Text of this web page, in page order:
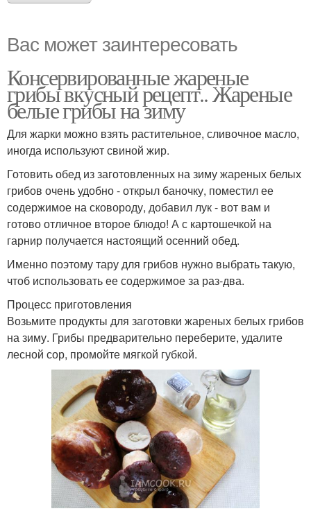
Вас может заинтересовать
Консервированные жареные
грибы вкусный рецепт.. Жареные
белые грибы на зиму
Для жарки можно взять растительное, сливочное масло,
иногда используют свиной жир.
Готовить обед из заготовленных на зиму жареных белых
грибов очень удобно - открыл баночку, поместил ее
содержимое на сковороду, добавил лук - вот вам и
готово отличное второе блюдо! А с картошечкой на
гарнир получается настоящий осенний обед.
Именно поэтому тару для грибов нужно выбрать такую,
чтоб использовать ее содержимое за раз-два.
Процесс приготовления
Возьмите продукты для заготовки жареных белых грибов
на зиму. Грибы предварительно переберите, удалите
лесной сор, промойте мягкой губкой.